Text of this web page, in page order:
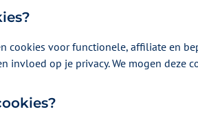
de voorzitter
cookies voor functionele, affiliate en
invloed op je privacy. We mogen deze